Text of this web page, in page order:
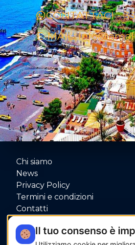
CONTATTACI -
E-MAIL:
Chi siamo
News
Privacy Policy
Termini e condizioni
Contatti
Il tuo consenso è